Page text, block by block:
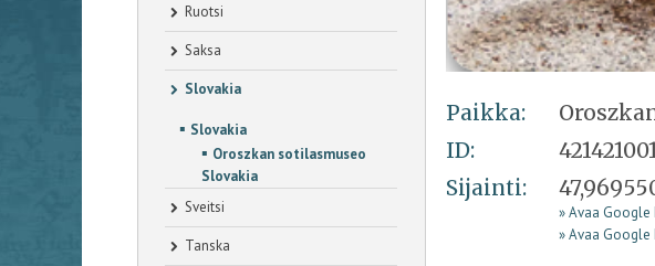
Ruotsi
Saksa
Slovakia
▪ Slovakia
▪ Oroszkan sotilasmuseo
Slovakia
Sveitsi
Tanska
Paikka:
ID:
Sijainti:
» Avaa
» Avaa